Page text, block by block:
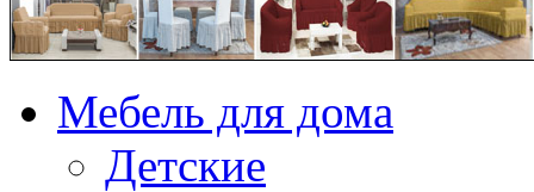
Мебель для дома
Детские